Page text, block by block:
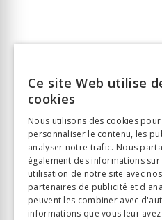
Ce site Web utilise
cookies
Nous utilisons des cookies pour
personnaliser le contenu, les
analyser notre trafic. Nous
également des informations
utilisation de notre site avec nos
partenaires de publicité et
peuvent les combiner avec
informations que vous leur